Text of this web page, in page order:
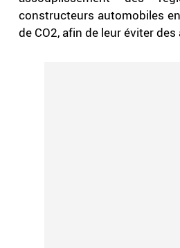
constructeurs automobiles
de CO2, afin de leur éviter